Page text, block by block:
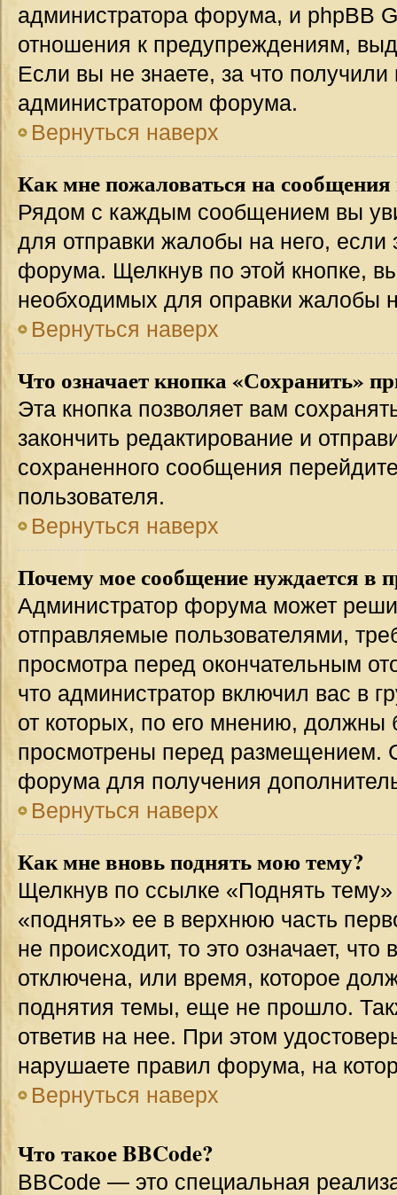
администратора форума, и phpBB
отношения к предупреждениям,
Если вы не знаете, за что
администратором форума.
Вернуться наверх
Как мне пожаловаться на сообщения
Рядом с каждым сообщением вы
для отправки жалобы на него,
форума. Щелкнув по этой кнопке,
необходимых для оправки жалобы
Вернуться наверх
Что означает кнопка «Сохранить»
Эта кнопка позволяет вам
закончить редактирование и
сохраненного сообщения
пользователя.
Вернуться наверх
Почему мое сообщение нуждается в
Администратор форума может
отправляемые пользователями,
просмотра перед окончательным
что администратор включил вас в
от которых, по его мнению, должны
просмотрены перед размещением.
форума для получения
Вернуться наверх
Как мне вновь поднять мою тему?
Щелкнув по ссылке «Поднять
«поднять» ее в верхнюю часть
не происходит, то это означает,
отключена, или время, которое
поднятия темы, еще не прошло.
ответив на нее. При этом
нарушаете правил форума, на
Вернуться наверх
Что такое BBCode?
BBCode — это специальная